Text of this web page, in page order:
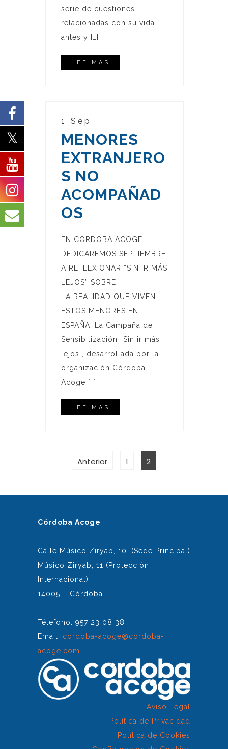
serie de cuestiones
relacionadas con su vida
antes y […]
LEE MAS
1 Sep
MENORES
EXTRANJERO
S NO
ACOMPAÑAD
OS
EN CÓRDOBA ACOGE
DEDICAREMOS SEPTIEMBRE
A REFLEXIONAR “SIN IR MÁS
LEJOS” SOBRE
LA REALIDAD QUE VIVEN
ESTOS MENORES EN
ESPAÑA. La Campaña de
Sensibilización “Sin ir más
lejos”, desarrollada por la
organización Córdoba
Acoge […]
LEE MAS
Anterior Página
1 Página
2
Córdoba Acoge
Calle Músico Ziryab, 10. (Sede Principal)
Músico Ziryab, 11 (Protección
Internacional)
14005 – Córdoba
Télefono: 957 23 08 38
Email: cordoba-acoge@cordoba-
acoge.com
Aviso Legal
Política de Privacidad
Política de Cookies